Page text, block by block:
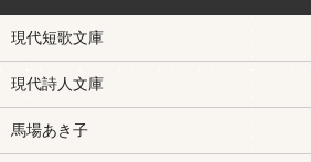
現代短歌文庫
現代詩人文庫
馬場あき子